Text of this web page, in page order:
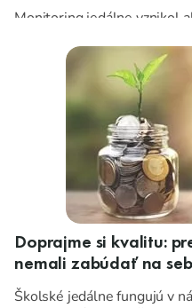
Monitoring jedálne vznikol
venovať pozornosť.
Doprajme si kvalitu:
nemali zabúdať na
Školské jedálne fungujú v